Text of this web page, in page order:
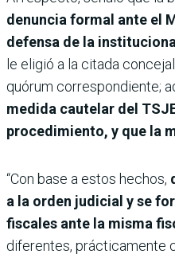
denuncia formal ante el
defensa de la
le eligió a la citada
quórum correspondiente;
medida cautelar del
procedimiento, y que la
“Con base a estos hechos,
a la orden judicial y se
fiscales ante la misma
diferentes, prácticamente